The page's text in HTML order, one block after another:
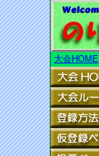
大会HOME